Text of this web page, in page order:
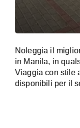
Noleggia il
in Manila, in
Viaggia con stile
disponibili per il